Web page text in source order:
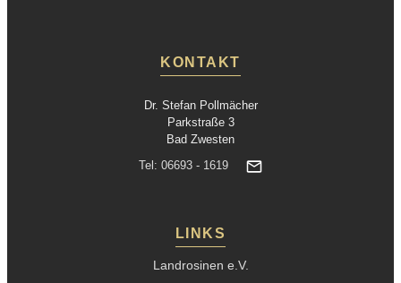
KONTAKT
Dr. Stefan Pollmächer
Parkstraße 3
Bad Zwesten
Tel: 06693 - 1619
LINKS
Landrosinen e.V.